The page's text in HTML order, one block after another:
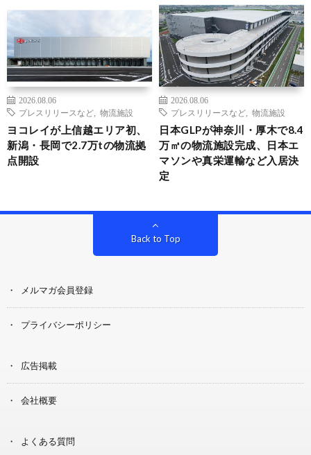
2026.08.06
プレスリリースなど
物流施設
ヨコレイが上信越エリア初、
新潟・長岡で2.7万tの物流拠
点開設
2026.08.06
プレスリリースなど
物流施設
日本GLPが神奈川・厚木で8.4
万㎡の物流施設完成、日本エ
マソンや真栄運輸など入居決
定
Back to Top
メルマガ会員登録
プライバシーポリシー
広告掲載
会社概要
よくある質問